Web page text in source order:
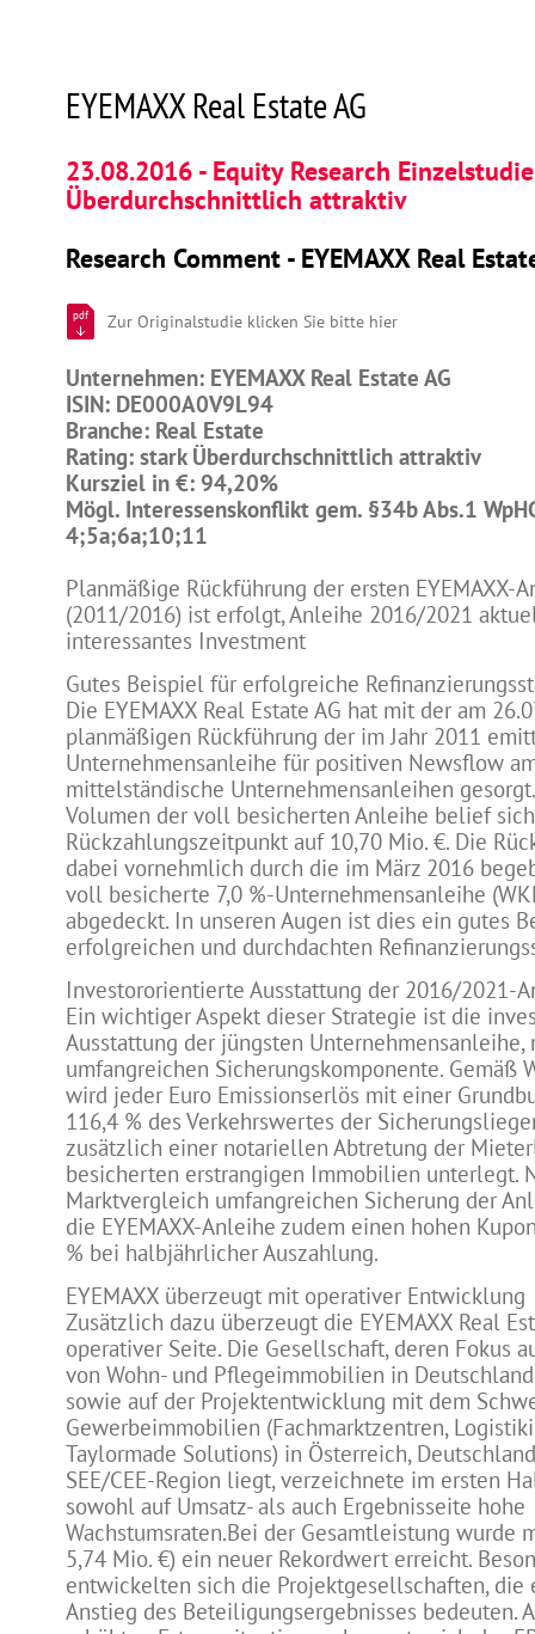
EYEMAXX Real Estate AG
23.08.2016 - Equity Research
Überdurchschnittlich attraktiv
Research Comment - EYEMAXX Real
pdf Zur Originalstudie klicken Sie bitte hier
Unternehmen: EYEMAXX Real Estate AG
ISIN: DE000A0V9L94
Branche: Real Estate
Rating: stark Überdurchschnittlich attraktiv
Kursziel in €: 94,20%
Mögl. Interessenskonflikt gem. §34b Abs.1
4;5a;6a;10;11
Planmäßige Rückführung der ersten EYEMAXX-
(2011/2016) ist erfolgt, Anleihe 2016/2021
interessantes Investment
Gutes Beispiel für erfolgreiche
Die EYEMAXX Real Estate AG hat mit der am
planmäßigen Rückführung der im Jahr 2011
Unternehmensanleihe für positiven Newsflow
mittelständische Unternehmensanleihen
Volumen der voll besicherten Anleihe belief
Rückzahlungszeitpunkt auf 10,70 Mio. €. Die
dabei vornehmlich durch die im März 2016
voll besicherte 7,0 %-Unternehmensanleihe
abgedeckt. In unseren Augen ist dies ein gutes
erfolgreichen und durchdachten
Investororientierte Ausstattung der 2016/2021-
Ein wichtiger Aspekt dieser Strategie ist die
Ausstattung der jüngsten Unternehmensanleihe,
umfangreichen Sicherungskomponente. Gemäß
wird jeder Euro Emissionserlös mit einer
116,4 % des Verkehrswertes der
zusätzlich einer notariellen Abtretung der
besicherten erstrangigen Immobilien unterlegt.
Marktvergleich umfangreichen Sicherung der
die EYEMAXX-Anleihe zudem einen hohen
% bei halbjährlicher Auszahlung.
EYEMAXX überzeugt mit operativer Entwicklung
Zusätzlich dazu überzeugt die EYEMAXX Real
operativer Seite. Die Gesellschaft, deren Fokus
von Wohn- und Pflegeimmobilien in
sowie auf der Projektentwicklung mit dem
Gewerbeimmobilien (Fachmarktzentren,
Taylormade Solutions) in Österreich,
SEE/CEE-Region liegt, verzeichnete im ersten
sowohl auf Umsatz- als auch Ergebnisseite hohe
Wachstumsraten.Bei der Gesamtleistung wurde
5,74 Mio. €) ein neuer Rekordwert erreicht.
entwickelten sich die Projektgesellschaften, die
Anstieg des Beteiligungsergebnisses bedeuten.